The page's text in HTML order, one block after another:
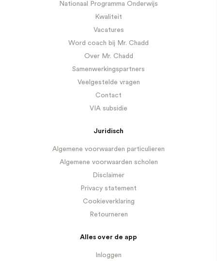
Nationaal Programma Onderwijs
Kwaliteit
Vacatures
Word coach bij Mr. Chadd
Over Mr. Chadd
Samenwerkingspartners
Veelgestelde vragen
Contact
VIA subsidie
Juridisch
Algemene voorwaarden particulieren
Algemene voorwaarden scholen
Disclaimer
Privacy statement
Cookieverklaring
Retourneren
Alles over de app
Inloggen